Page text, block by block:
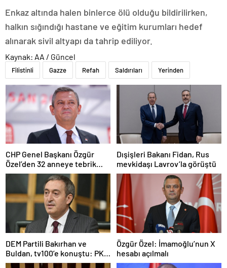
Enkaz altında halen binlerce ölü olduğu bildirilirken,
halkın sığındığı hastane ve eğitim kurumları hedef
alınarak sivil altyapı da tahrip ediliyor.
Kaynak: AA / Güncel
Filistinli Gazze Refah Saldırıları Yerinden
CHP Genel Başkanı Özgür
Özel’den 32 anneye tebrik
telefonu
Dışişleri Bakanı Fidan, Rus
mevkidaşı Lavrov’la görüştü
DEM Partili Bakırhan ve
Buldan, tv100’e konuştu: PKK
ne zaman kendini feshedecek
Özgür Özel: İmamoğlu’nun X
hesabı açılmalı